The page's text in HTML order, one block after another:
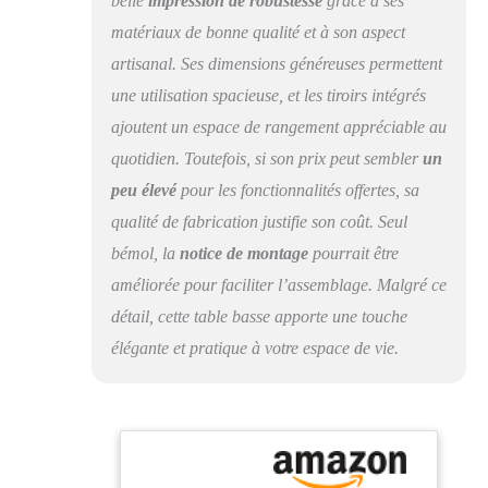
styles d'intérieur.
Montage facile : la
rapide et facile à
monter grâce aux
instructions détaillées
débutants. Le matériel
de montage est inclus.
Dimensions (l x H x P)
: 110 x 40 x 60 cm.
STELLA TRADING
Le mobilier est notre
synonymes de qualité
supérieure et c'est la
soigneusement
matériaux de bonne qualité et à son aspect
artisanal. Ses dimensions généreuses permettent
une utilisation spacieuse, et les tiroirs intégrés
ajoutent un espace de rangement appréciable au
quotidien. Toutefois, si son prix peut sembler un
peu élevépour les fonctionnalités offertes, sa
qualité de fabrication justifie son coût. Seul
bémol, la notice de montagepourrait être
améliorée pour faciliter l’assemblage. Malgré ce
détail, cette table basse apporte une touche
élégante et pratique à votre espace de vie.